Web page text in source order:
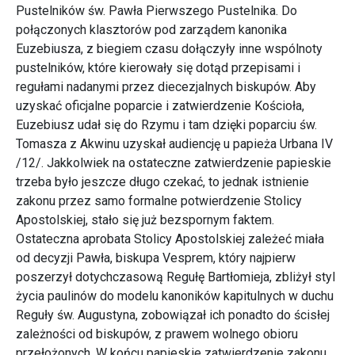
Pustelników św. Pawła Pierwszego Pustelnika. Do
połączonych klasztorów pod zarządem kanonika
Euzebiusza, z biegiem czasu dołączyły inne wspólnoty
pustelników, które kierowały się dotąd przepisami i
regułami nadanymi przez diecezjalnych biskupów. Aby
uzyskać oficjalne poparcie i zatwierdzenie Kościoła,
Euzebiusz udał się do Rzymu i tam dzięki poparciu św.
Tomasza z Akwinu uzyskał audiencję u papieża Urbana IV
/12/. Jakkolwiek na ostateczne zatwierdzenie papieskie
trzeba było jeszcze długo czekać, to jednak istnienie
zakonu przez samo formalne potwierdzenie Stolicy
Apostolskiej, stało się już bezspornym faktem.
Ostateczna aprobata Stolicy Apostolskiej zależeć miała
od decyzji Pawła, biskupa Vesprem, który najpierw
poszerzył dotychczasową Regułę Bartłomieja, zbliżył styl
życia paulinów do modelu kanoników kapitulnych w duchu
Reguły św. Augustyna, zobowiązał ich ponadto do ścisłej
zależności od biskupów, z prawem wolnego obioru